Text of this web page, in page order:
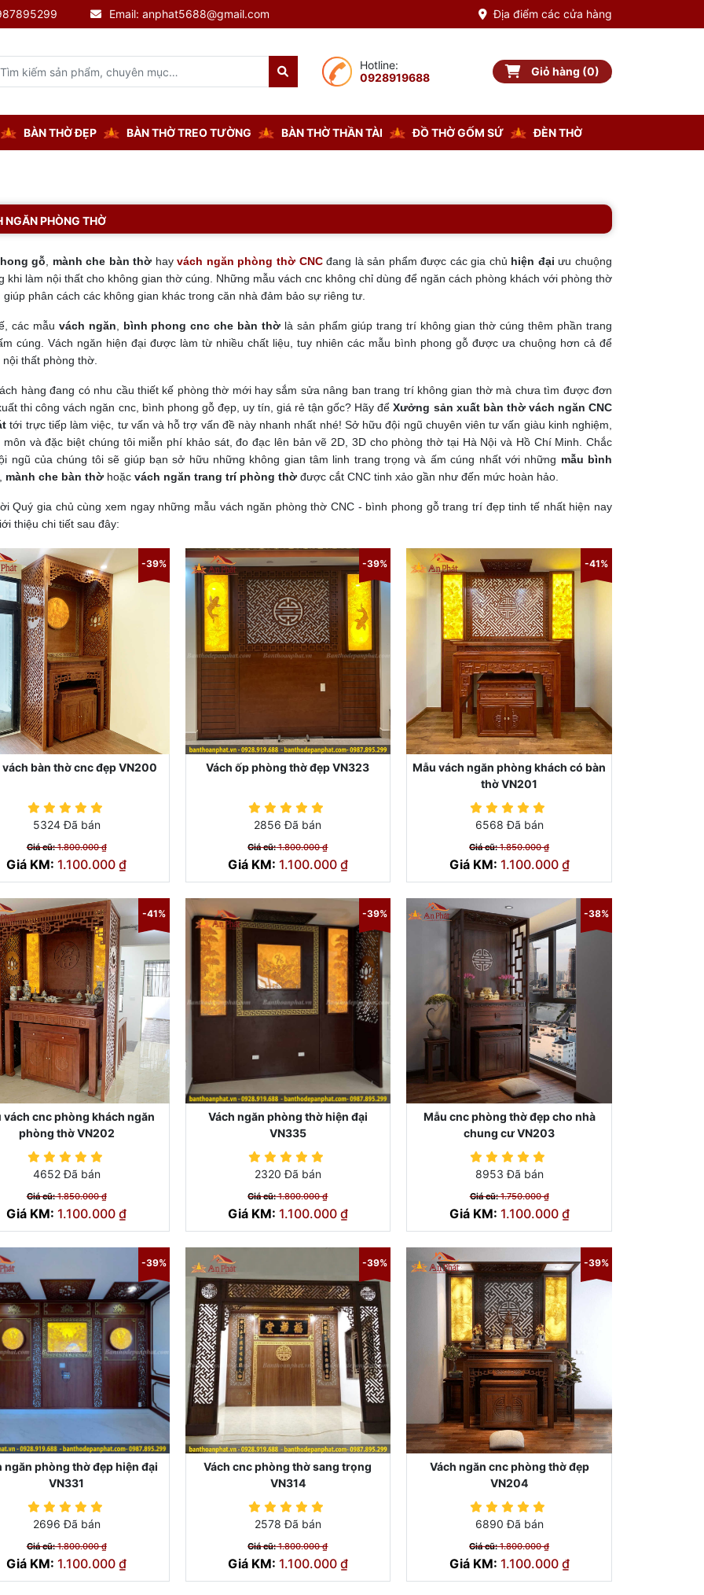
Hotline:
0928919688
Giỏ hàng
Giỏ hàng (0)
BÀN THỜ ĐẸP BÀN THỜ TREO TƯỜNG BÀN THỜ THẦN TÀI ĐỒ THỜ GỐM SỨ ĐÈN THỜ
Email: anphat5688@gmail.com Địa điểm các cửa hàng
NGĂN PHÒNG THỜ
gỗ mành che bàn thờ hay vách ngăn phòng thờ CNCđang là sản phẩm được các gia chủ hiện đại ưu chuộng
khi làm nội thất cho không gian thờ cúng. Những mẫu vách cnc không chỉ dùng để ngăn cách phòng khách với phòng thờ
giúp phân cách các không gian khác trong căn nhà đảm bảo sự riêng tư.
các mẫu vách ngăn bình phong cnc che bàn thờ là sản phẩm giúp trang trí không gian thờ cúng thêm phần trang
cúng. Vách ngăn hiện đại được làm từ nhiều chất liệu, tuy nhiên các mẫu bình phong gỗ được ưa chuộng hơn cả để
thất phòng thờ.
hàng đang có nhu cầu thiết kế phòng thờ mới hay sắm sửa nâng ban trang trí không gian thờ mà chưa tìm được đơn
thi công vách ngăn cnc, bình phong gỗ đẹp, uy tín, giá rẻ tận gốc? Hãy đểXưởng sản xuất bàn thờ vách ngăn CNC
tới trực tiếp làm việc, tư vấn và hỗ trợ vấn đề này nhanh nhất nhé! Sở hữu đội ngũ chuyên viên tư vấn giàu kinh nghiệm,
môn và đặc biệt chúng tôi miễn phí khảo sát, đo đạc lên bản vẽ 2D, 3D cho phòng thờ tại Hà Nội và Hồ Chí Minh. Chắc
ngũ của chúng tôi sẽ giúp bạn sở hữu những không gian tâm linh trang trọng và ấm cúng nhất với những mẫu bình
mành che bàn thờ hoặc vách ngăn trang trí phòng thờ được cắt CNC tinh xảo gần như đến mức hoàn hảo.
Quý gia chủ cùng xem ngay những mẫu vách ngăn phòng thờ CNC - bình phong gỗ trang trí đẹp tinh tế nhất hiện nay
thiệu chi tiết sau đây:
-39%
vách bàn thờ cnc đẹp VN200
5324 Đã bán
Giá cũ:1.800.000 ₫
Giá KM: 1.100.000 ₫
-39%
Vách ốp phòng thờ đẹp VN323
2856 Đã bán
Giá cũ:1.800.000 ₫
Giá KM: 1.100.000 ₫
-41%
Mẫu vách ngăn phòng khách có bàn
thờ VN201
6568 Đã bán
Giá cũ:1.850.000 ₫
Giá KM: 1.100.000 ₫
-41%
vách cnc phòng khách ngăn
phòng thờ VN202
4652 Đã bán
Giá cũ:1.850.000 ₫
Giá KM: 1.100.000 ₫
-39%
Vách ngăn phòng thờ hiện đại
VN335
2320 Đã bán
Giá cũ:1.800.000 ₫
Giá KM: 1.100.000 ₫
-38%
Mẫu cnc phòng thờ đẹp cho nhà
chung cư VN203
8953 Đã bán
Giá cũ:1.750.000 ₫
Giá KM: 1.100.000 ₫
-39%
ngăn phòng thờ đẹp hiện đại
VN331
2696 Đã bán
Giá cũ:1.800.000 ₫
Giá KM: 1.100.000 ₫
-39%
Vách cnc phòng thờ sang trọng
VN314
2578 Đã bán
Giá cũ:1.800.000 ₫
Giá KM: 1.100.000 ₫
-39%
Vách ngăn cnc phòng thờ đẹp
VN204
6890 Đã bán
Giá cũ:1.800.000 ₫
Giá KM: 1.100.000 ₫